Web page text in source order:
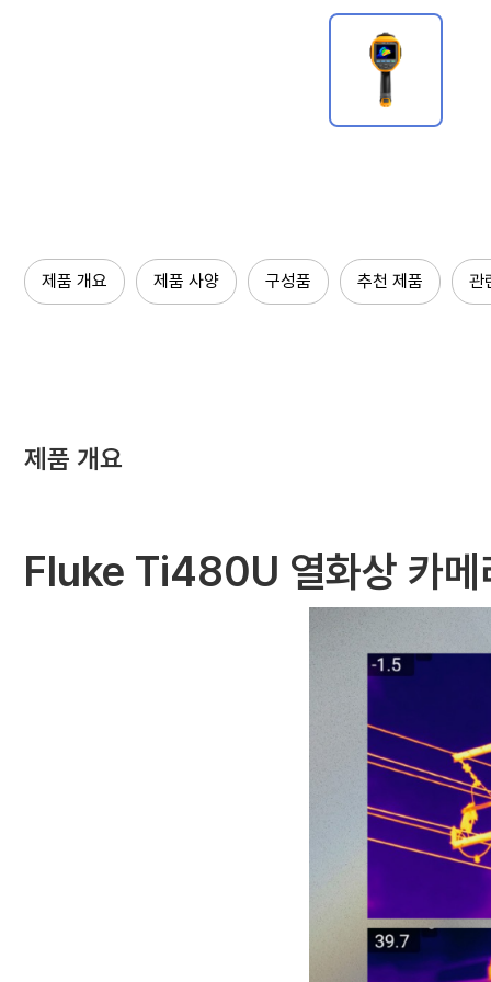
제품 개요 제품 사양 구성품 추천 제품 관
제품 개요
Fluke Ti480U 열화상 카메